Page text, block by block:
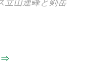
立山連峰と剣岳
⇒